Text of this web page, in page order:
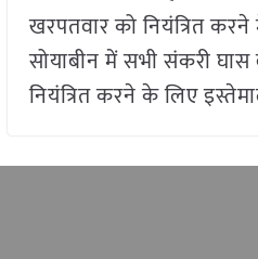
खरपतवार को नियंत्रित
सोयाबीन में सभी संकरी घास
नियंत्रित करने के लिए